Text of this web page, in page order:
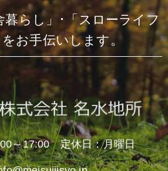
暮らし」･「スローライフ
お手伝いします。
～17:00 定休日：月曜日